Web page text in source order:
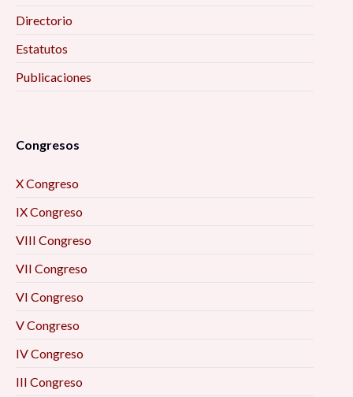
Directorio
Estatutos
Publicaciones
Congresos
X Congreso
IX Congreso
VIII Congreso
VII Congreso
VI Congreso
V Congreso
IV Congreso
III Congreso